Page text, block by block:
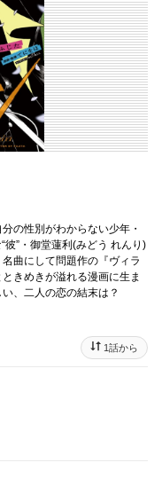
の性別がわからない少年・
”・御堂蓮利(みどう れんり)
曲にして問題作の『ヴィラ
きめきが溢れる漫画に生ま
、二人の恋の結末は？
1話から